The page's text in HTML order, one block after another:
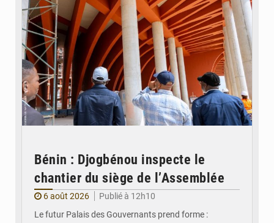
Bénin : Djogbénou inspecte le
chantier du siège de l’Assemblée
6 août 2026
Publié à 12h10
Le futur Palais des Gouvernants prend forme :